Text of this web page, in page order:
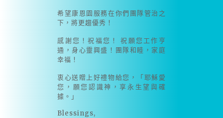
希望康恩園服務在你們團隊管治之
下，將更趨優秀！
感謝您！祝福您！ 祝願您工作亨
通，身心靈興盛！團隊和睦，家庭
幸福！
衷心送贈上好禮物給您，「耶穌愛
您，願您認識神，享永生望與確
據。」
Blessings,